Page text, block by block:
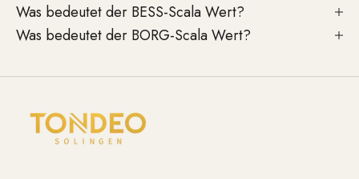
Was bedeutet der BESS-Scala Wert?
Was bedeutet der BORG-Scala Wert?